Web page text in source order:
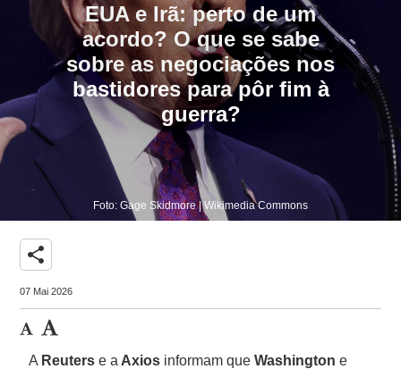
EUA e Irã: perto de um
acordo? O que se sabe
sobre as negociações nos
bastidores para pôr fim à
guerra?
Foto: Gage Skidmore | Wikimedia Commons
share
07 Mai 2026
A Reuters e a Axios informam queWashington e